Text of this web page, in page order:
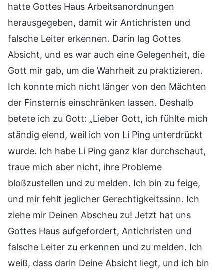
hatte Gottes Haus Arbeitsanordnungen
herausgegeben, damit wir Antichristen und
falsche Leiter erkennen. Darin lag Gottes
Absicht, und es war auch eine Gelegenheit, die
Gott mir gab, um die Wahrheit zu praktizieren.
Ich konnte mich nicht länger von den Mächten
der Finsternis einschränken lassen. Deshalb
betete ich zu Gott: „Lieber Gott, ich fühlte mich
ständig elend, weil ich von Li Ping unterdrückt
wurde. Ich habe Li Ping ganz klar durchschaut,
traue mich aber nicht, ihre Probleme
bloßzustellen und zu melden. Ich bin zu feige,
und mir fehlt jeglicher Gerechtigkeitssinn. Ich
ziehe mir Deinen Abscheu zu! Jetzt hat uns
Gottes Haus aufgefordert, Antichristen und
falsche Leiter zu erkennen und zu melden. Ich
weiß, dass darin Deine Absicht liegt, und ich bin